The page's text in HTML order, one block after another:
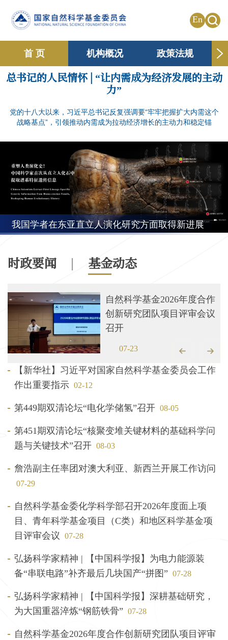
En
首 页 机构概况 政策法规
申请资助 国际合作 共享传播
总书记的人民情怀 | “让内需成为经济发展的主动
力”
党的十八大以来，习近平总书记反复强调要“牢牢把握扩大内需这个
战略基点”，引领推动内需成为拉动经济增长的主动力和稳定锚
我国学者在东亚直立人演化研究方面取得新进展
时政要闻 基金动态
自然科学基金2026年度合作
创新研究团队项目评审会议
召开
07-23
【新华社】习近平对国家自然科学基金委员会工作
作出重要指示 02-12
第449期双清论坛“电化学储氢”召开 08-05
第451期双清论坛“核聚变堆关键材料的基础科学问
题与关键技术”召开 08-03
詹浩副主任率团对澳大利亚、新西兰开展工作访问
07-29
自然科学基金委化学科学部召开2026年度面上项
目、青年科学基金项目（C类）和地区科学基金项
目评审会议
07-28
弘扬科学家精神 | 【中国科学报】为电力能源装
备“串联电路”补齐最后几块国产“拼图” 07-28
弘扬科学家精神 | 【中国科学报】深耕基础研究，
为大国重器淬炼“钢筋铁骨” 07-28
自然科学基金2026年度合作创新研究团队项目评审